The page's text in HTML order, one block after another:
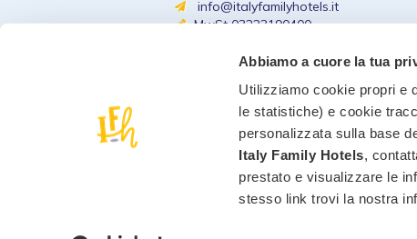
Abbiamo a cuore la tua
Utilizziamo cookie propri e
le statistiche) e cookie
personalizzata sulla base
Italy Family Hotels,
prestato e visualizzare le
stesso link trovi la nostra
info@italyfamilyhotels.it
MwSt 03223190400